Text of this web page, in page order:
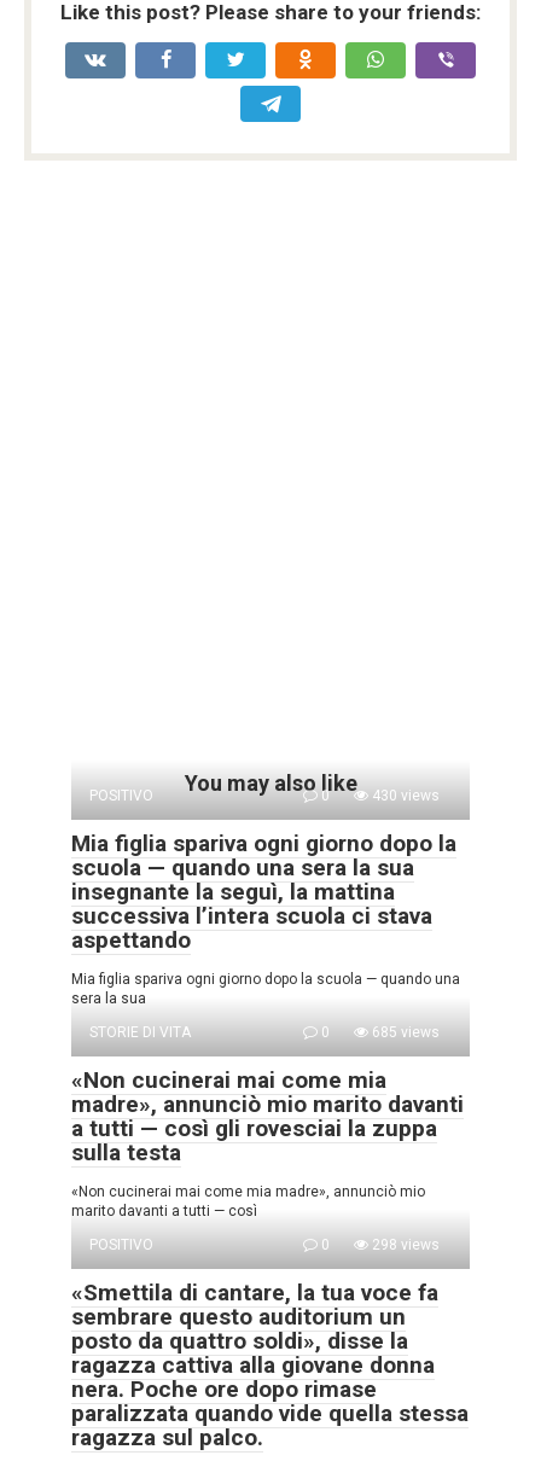
Like this post? Please share to your friends:
You may also like
POSITIVO 0 430 views
Mia figlia spariva ogni giorno dopo la
scuola — quando una sera la sua
insegnante la seguì, la mattina
successiva l’intera scuola ci stava
aspettando
Mia figlia spariva ogni giorno dopo la scuola — quando una
sera la sua
STORIE DI VITA
0 685 views
«Non cucinerai mai come mia
madre», annunciò mio marito davanti
a tutti — così gli rovesciai la zuppa
sulla testa
«Non cucinerai mai come mia madre», annunciò mio
marito davanti a tutti — così
POSITIVO
0 298 views
«Smettila di cantare, la tua voce fa
sembrare questo auditorium un
posto da quattro soldi», disse la
ragazza cattiva alla giovane donna
nera. Poche ore dopo rimase
paralizzata quando vide quella stessa
ragazza sul palco.